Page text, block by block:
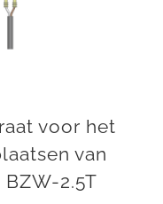
voor het
van
2.5T